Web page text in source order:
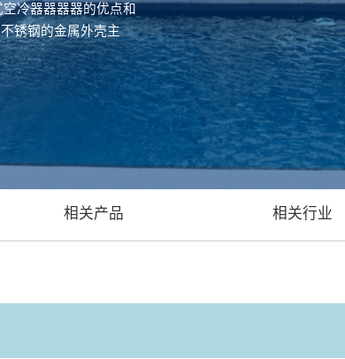
冷器器器器的优点和
锈钢的金属外壳主
相关产品 相关行业